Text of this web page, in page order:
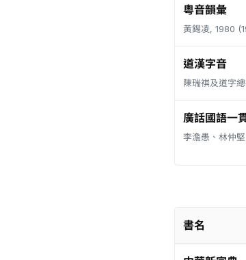
粵音韻彙
黃錫凌, 1980
道漢字音
陳瑞祺及道字
廣話國語一
李澹愚、林仲
書名